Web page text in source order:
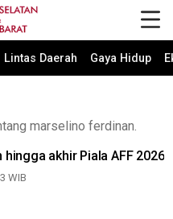
Lintas Daerah Gaya Hidup
marselino ferdinan.
akhir Piala AFF 2026
WIB